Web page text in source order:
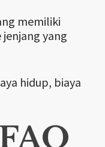
memiliki
yang
hidup, biaya